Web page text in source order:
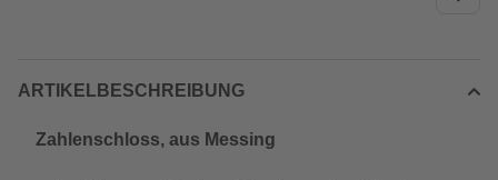
ARTIKELBESCHREIBUNG
Zahlenschloss, aus Messing